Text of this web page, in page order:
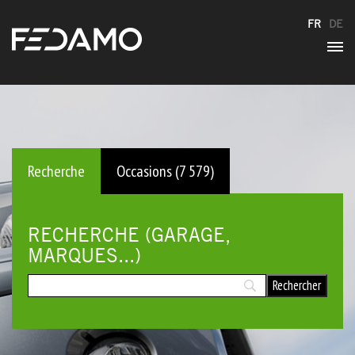
FR DE
Recherche Occasions (7 579)
RECHERCHE (GARAGE,
MARQUES...)